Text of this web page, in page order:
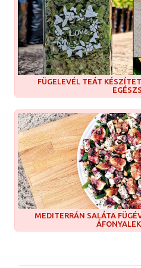
FÜGELEVÉL TEÁT
MEDITERRÁN SALÁTA